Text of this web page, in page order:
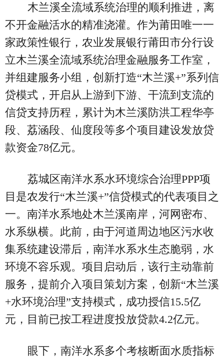
木兰溪全流域系统治理的顺利推进，离
不开金融活水的精准浇灌。作为莆田唯一一
家政策性银行，农业发展银行莆田市分行设
立木兰溪全流域系统治理金融服务工作室，
并组建服务小组，创新打造“木兰溪+”系列信
贷模式，开启从上游到下游、干流到支流的
信贷支持历程，累计为木兰溪防洪工程华亭
段、荔涵段、仙度段等多个项目建设发放贷
款资金78亿元。
荔城区南洋水系水环境综合治理PPP项
目是农发行“木兰溪+”信贷模式的代表项目之
一。南洋水系地处木兰溪南岸，河网密布、
水系纵横。此前，由于河道周边地区污水收
集系统建设滞后，南洋水系水生态脆弱，水
环境不容乐观。项目启动后，该行主动靠前
服务，提前介入项目策划方案，创新“木兰溪
+水环境治理”支持模式，成功授信15.5亿
元，目前已按工程进度投放贷款4.2亿元。
眼下，南洋水系多个考核断面水质指标